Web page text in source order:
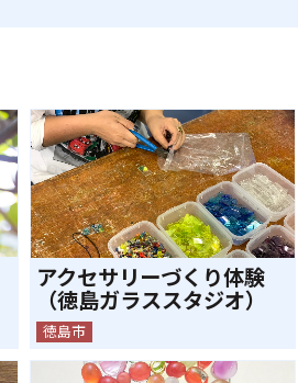
アクセサリーづくり体験
（徳島ガラススタジオ）
徳島市